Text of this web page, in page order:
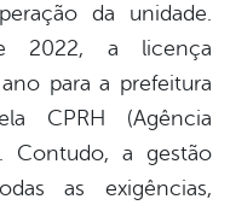
da unidade.
2022, a licença
para a prefeitura
CPRH (Agência
Contudo, a gestão
as exigências,